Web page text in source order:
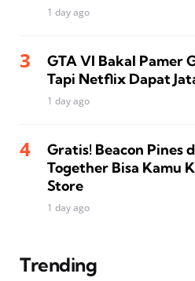
1 day ago
GTA VI Bakal Pamer
Tapi Netflix Dapat
1 day ago
Gratis! Beacon Pines
Together Bisa Kamu
Store
1 day ago
Trending